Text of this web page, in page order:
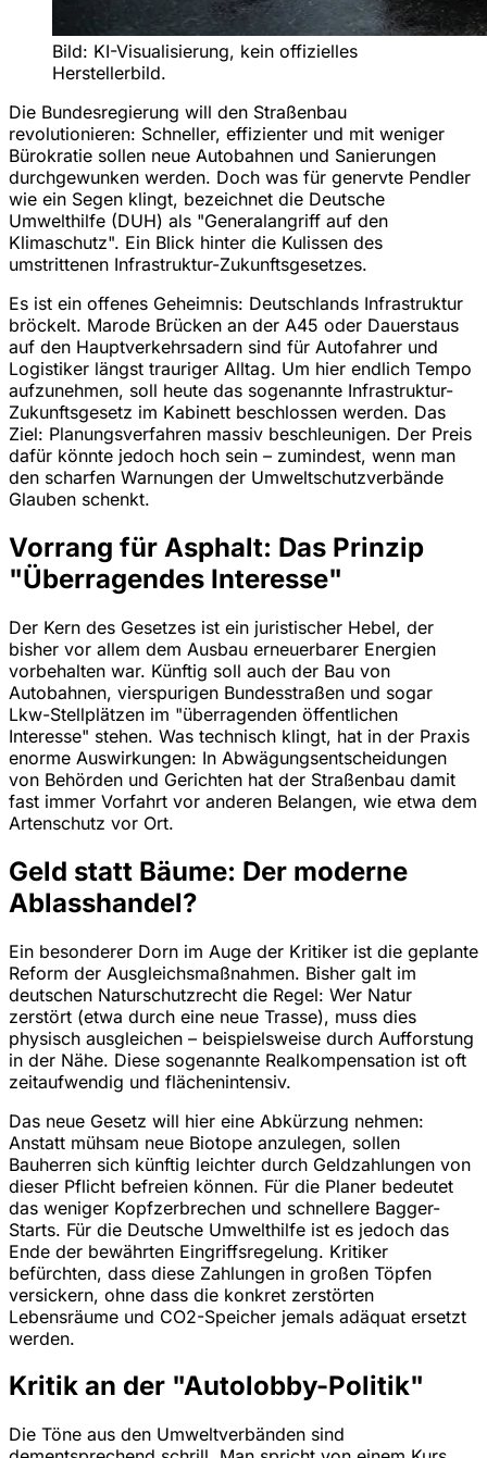
Bild: KI-Visualisierung, kein offizielles
Herstellerbild.
Die Bundesregierung will den Straßenbau
revolutionieren: Schneller, effizienter und mit weniger
Bürokratie sollen neue Autobahnen und Sanierungen
durchgewunken werden. Doch was für genervte Pendler
wie ein Segen klingt, bezeichnet die Deutsche
Umwelthilfe (DUH) als "Generalangriff auf den
Klimaschutz". Ein Blick hinter die Kulissen des
umstrittenen Infrastruktur-Zukunftsgesetzes.
Es ist ein offenes Geheimnis: Deutschlands Infrastruktur
bröckelt. Marode Brücken an der A45 oder Dauerstaus
auf den Hauptverkehrsadern sind für Autofahrer und
Logistiker längst trauriger Alltag. Um hier endlich Tempo
aufzunehmen, soll heute das sogenannte Infrastruktur-
Zukunftsgesetz im Kabinett beschlossen werden. Das
Ziel: Planungsverfahren massiv beschleunigen. Der Preis
dafür könnte jedoch hoch sein – zumindest, wenn man
den scharfen Warnungen der Umweltschutzverbände
Glauben schenkt.
Vorrang für Asphalt: Das Prinzip
"Überragendes Interesse"
Der Kern des Gesetzes ist ein juristischer Hebel, der
bisher vor allem dem Ausbau erneuerbarer Energien
vorbehalten war. Künftig soll auch der Bau von
Autobahnen, vierspurigen Bundesstraßen und sogar
Lkw-Stellplätzen im "überragenden öffentlichen
Interesse" stehen. Was technisch klingt, hat in der Praxis
enorme Auswirkungen: In Abwägungsentscheidungen
von Behörden und Gerichten hat der Straßenbau damit
fast immer Vorfahrt vor anderen Belangen, wie etwa dem
Artenschutz vor Ort.
Geld statt Bäume: Der moderne
Ablasshandel?
Ein besonderer Dorn im Auge der Kritiker ist die geplante
Reform der Ausgleichsmaßnahmen. Bisher galt im
deutschen Naturschutzrecht die Regel: Wer Natur
zerstört (etwa durch eine neue Trasse), muss dies
physisch ausgleichen – beispielsweise durch Aufforstung
in der Nähe. Diese sogenannte Realkompensation ist oft
zeitaufwendig und flächenintensiv.
Das neue Gesetz will hier eine Abkürzung nehmen:
Anstatt mühsam neue Biotope anzulegen, sollen
Bauherren sich künftig leichter durch Geldzahlungen von
dieser Pflicht befreien können. Für die Planer bedeutet
das weniger Kopfzerbrechen und schnellere Bagger-
Starts. Für die Deutsche Umwelthilfe ist es jedoch das
Ende der bewährten Eingriffsregelung. Kritiker
befürchten, dass diese Zahlungen in großen Töpfen
versickern, ohne dass die konkret zerstörten
Lebensräume und CO2-Speicher jemals adäquat ersetzt
werden.
Kritik an der "Autolobby-Politik"
Die Töne aus den Umweltverbänden sind